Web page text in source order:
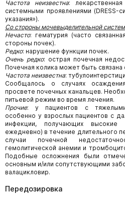
Частота неизвестна:
системными проявлениями
указания»).
Со стороны мочевыделительной
Нечасто: гематурия (часто
стороны почек).
Редко: нарушение функции почек.
Очень редко: острая почечная
Почечная колика может быть
Частота неизвестна:
Сообщалось о случаях
просвете почечных канальцев.
питьевой режим во время лечения.
Прочие: у пациентов с тяжелыми
особенно у взрослых пациентов с
инфекции, получающих
ежедневно) в течение длительного
случаи почечной
гемолитической анемии и
Подобные осложнения были
основным и/или сопутствующими
валацикловир.
Передозировка